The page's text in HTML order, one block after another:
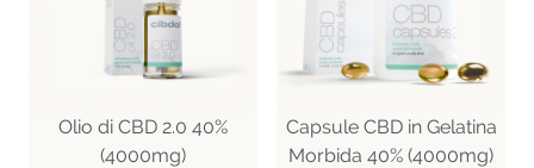
Olio di CBD 2.0 40%
(4000mg)
Capsule CBD in Gelatina
Morbida 40% (4000mg)